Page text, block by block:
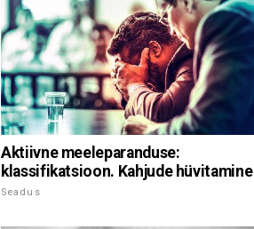
Aktiivne meeleparanduse:
klassifikatsioon. Kahjude hüvitamine
Seadus